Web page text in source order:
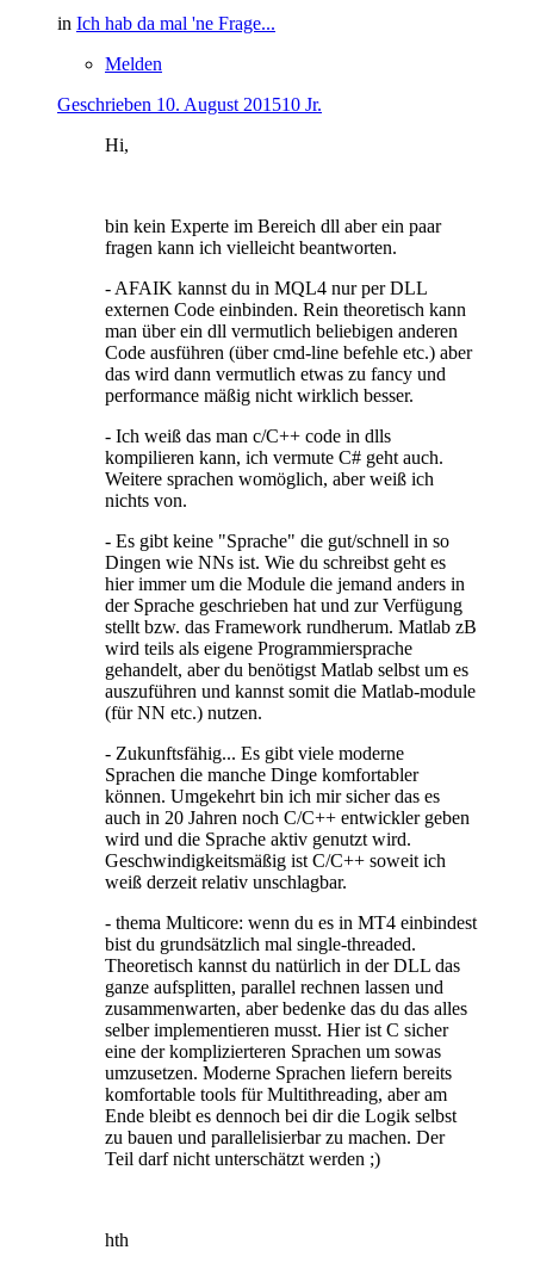
in Ich hab da mal 'ne Frage...
Melden
Geschrieben 10. August 201510 Jr.
Hi,
bin kein Experte im Bereich dll aber ein paar
fragen kann ich vielleicht beantworten.
- AFAIK kannst du in MQL4 nur per DLL
externen Code einbinden. Rein theoretisch kann
man über ein dll vermutlich beliebigen anderen
Code ausführen (über cmd-line befehle etc.) aber
das wird dann vermutlich etwas zu fancy und
performance mäßig nicht wirklich besser.
- Ich weiß das man c/C++ code in dlls
kompilieren kann, ich vermute C# geht auch.
Weitere sprachen womöglich, aber weiß ich
nichts von.
- Es gibt keine "Sprache" die gut/schnell in so
Dingen wie NNs ist. Wie du schreibst geht es
hier immer um die Module die jemand anders in
der Sprache geschrieben hat und zur Verfügung
stellt bzw. das Framework rundherum. Matlab zB
wird teils als eigene Programmiersprache
gehandelt, aber du benötigst Matlab selbst um es
auszuführen und kannst somit die Matlab-module
(für NN etc.) nutzen.
- Zukunftsfähig... Es gibt viele moderne
Sprachen die manche Dinge komfortabler
können. Umgekehrt bin ich mir sicher das es
auch in 20 Jahren noch C/C++ entwickler geben
wird und die Sprache aktiv genutzt wird.
Geschwindigkeitsmäßig ist C/C++ soweit ich
weiß derzeit relativ unschlagbar.
- thema Multicore: wenn du es in MT4 einbindest
bist du grundsätzlich mal single-threaded.
Theoretisch kannst du natürlich in der DLL das
ganze aufsplitten, parallel rechnen lassen und
zusammenwarten, aber bedenke das du das alles
selber implementieren musst. Hier ist C sicher
eine der komplizierteren Sprachen um sowas
umzusetzen. Moderne Sprachen liefern bereits
komfortable tools für Multithreading, aber am
Ende bleibt es dennoch bei dir die Logik selbst
zu bauen und parallelisierbar zu machen. Der
Teil darf nicht unterschätzt werden ;)
hth